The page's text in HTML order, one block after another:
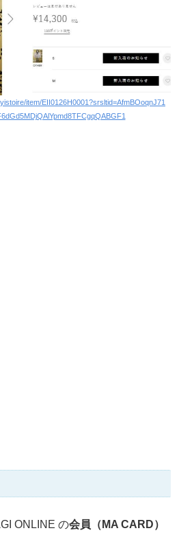
item/EII0126H0001?srsltid=AfmBOoqnJ71
ONLINE の会員（MA CARD）